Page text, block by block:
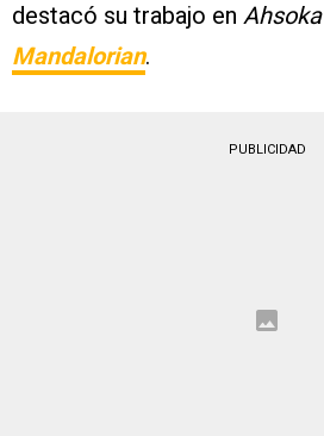
destacó su trabajo en Ahsoka
Mandalorian.
PUBLICIDAD